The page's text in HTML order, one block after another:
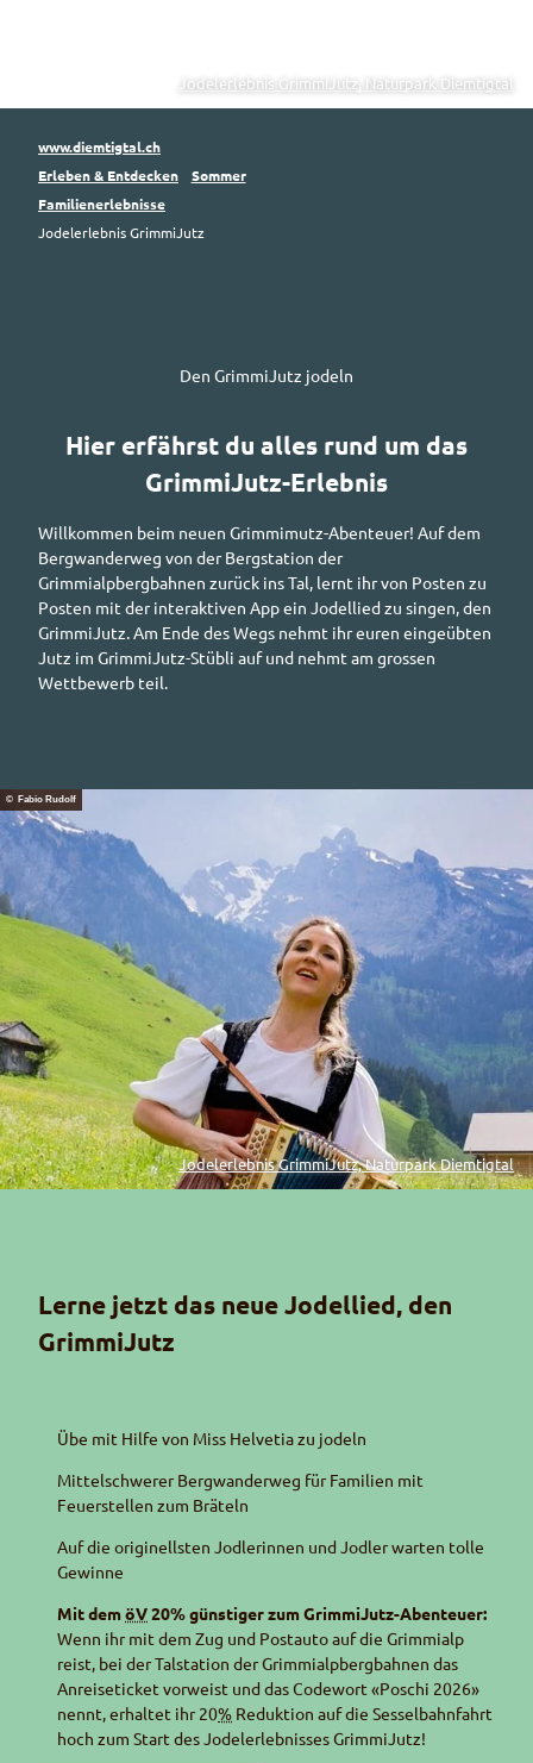
Jodelerlebnis GrimmiJutz, Naturpark Diemtigtal
www.diemtigtal.ch
Erleben & Entdecken
Sommer
Familienerlebnisse
Jodelerlebnis GrimmiJutz
Den GrimmiJutz jodeln
Hier erfährst du alles rund um das
GrimmiJutz-Erlebnis
Willkommen beim neuen Grimmimutz-Abenteuer! Auf dem
Bergwanderweg von der Bergstation der
Grimmialpbergbahnen zurück ins Tal, lernt ihr von Posten zu
Posten mit der interaktiven Appein Jodellied zu singen, den
GrimmiJutz. Am Ende des Wegs nehmt ihr euren eingeübten
Jutz im GrimmiJutz-Stübli auf und nehmt am grossen
Wettbewerb teil.
Jodelerlebnis GrimmiJutz, Naturpark Diemtigtal
© Fabio Rudolf
Lerne jetzt das neue Jodellied, den
GrimmiJutz
Übe mit Hilfe von Miss Helvetia zu jodeln
Mittelschwerer Bergwanderweg für Familien mit
Feuerstellen zum Bräteln
Auf die originellsten Jodlerinnen und Jodler warten tolle
Gewinne
Mit demöV20% günstiger zum GrimmiJutz-Abenteuer:
Wenn ihr mit dem Zug und Postauto auf die Grimmialp
reist, bei der Talstation der Grimmialpbergbahnen das
Anreiseticket vorweist und das Codewort «Poschi 2026»
nennt, erhaltet ihr 20% Reduktion auf die Sesselbahnfahrt
hoch zum Start des Jodelerlebnisses GrimmiJutz!